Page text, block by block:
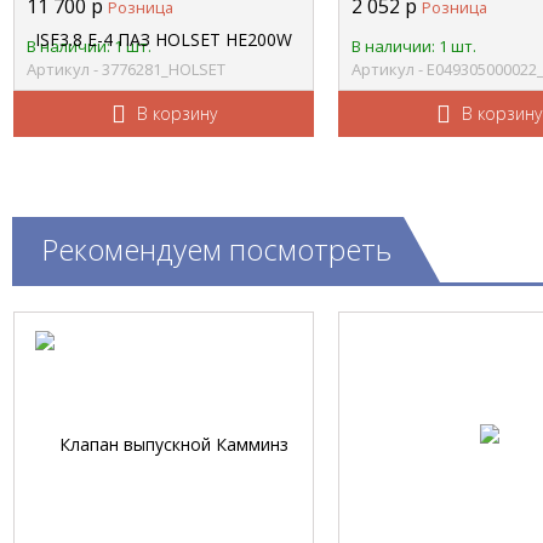
3776281
11 700 р Розница
В наличии: 1 шт.
Артикул - 3776281_HOLSET
В корзину
Е049305000022
2 052 р Розница
В наличии: 1 шт.
Артикул -
В корзину
Рекомендуем посмотреть